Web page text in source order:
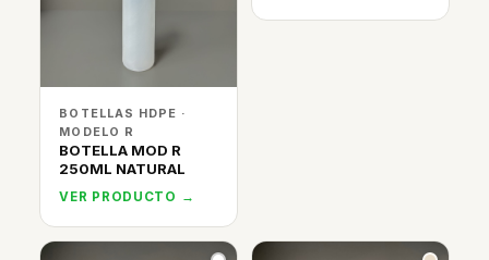
BOTELLAS HDPE ·
MODELO R
BOTELLA MOD R
250ML NATURAL
VER PRODUCTO →